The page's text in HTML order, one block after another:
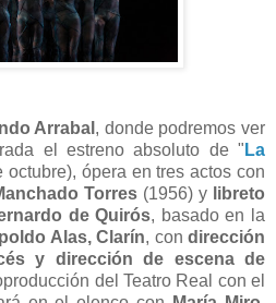
Arrabal , donde podremos ver
el estreno absoluto de " La
ópera en tres actos con
Torres (1956) y libreto
de Quirós, basado en la
Alas, Clarín, condirección
y dirección de escena de
del Teatro Real con el